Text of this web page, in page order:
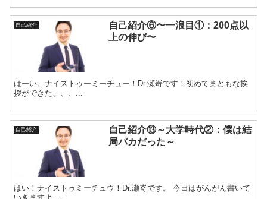
自己紹介
自己紹介⑥〜一浪目①：200点以
上の伸び〜
はーい。ナイストゥーミーチュー！Dr.瀬嵜です！初めてまともな挨
拶ができた、、、...
自己紹介
自己紹介⑬～大学時代②：僕は結
局バカだった～
はい！ナイストゥミーチュウ！Dr.瀬嵜です。 今日はがんがん書いて